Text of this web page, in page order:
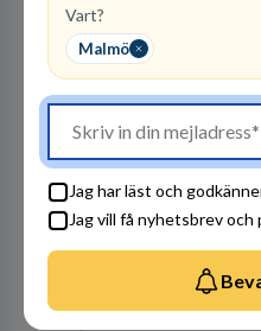
Vart?
Malmö
Jag har läst och
Jag vill få nyhetsbrev
en hållbar framtid. För
fler medarbetare som